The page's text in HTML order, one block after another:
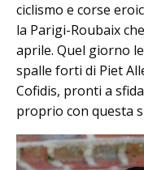
ciclismo e corse
la Parigi-Roubaix
aprile. Quel giorno
spalle forti di Piet
Cofidis, pronti a
proprio con questa